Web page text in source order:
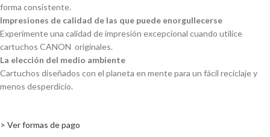
forma consistente.
Impresiones de calidad de las que puede enorgullecerse
Experimente una calidad de impresión excepcional cuando utilice
cartuchos CANON originales.
La elección del medio ambiente
Cartuchos diseñados con el planeta en mente para un fácil reciclaje y
menos desperdicio.
> Ver formas de pago